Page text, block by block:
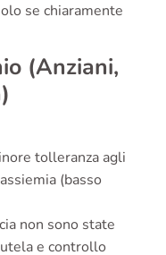
se chiaramente
(Anziani,
tolleranza agli
(basso
non sono state
e controllo